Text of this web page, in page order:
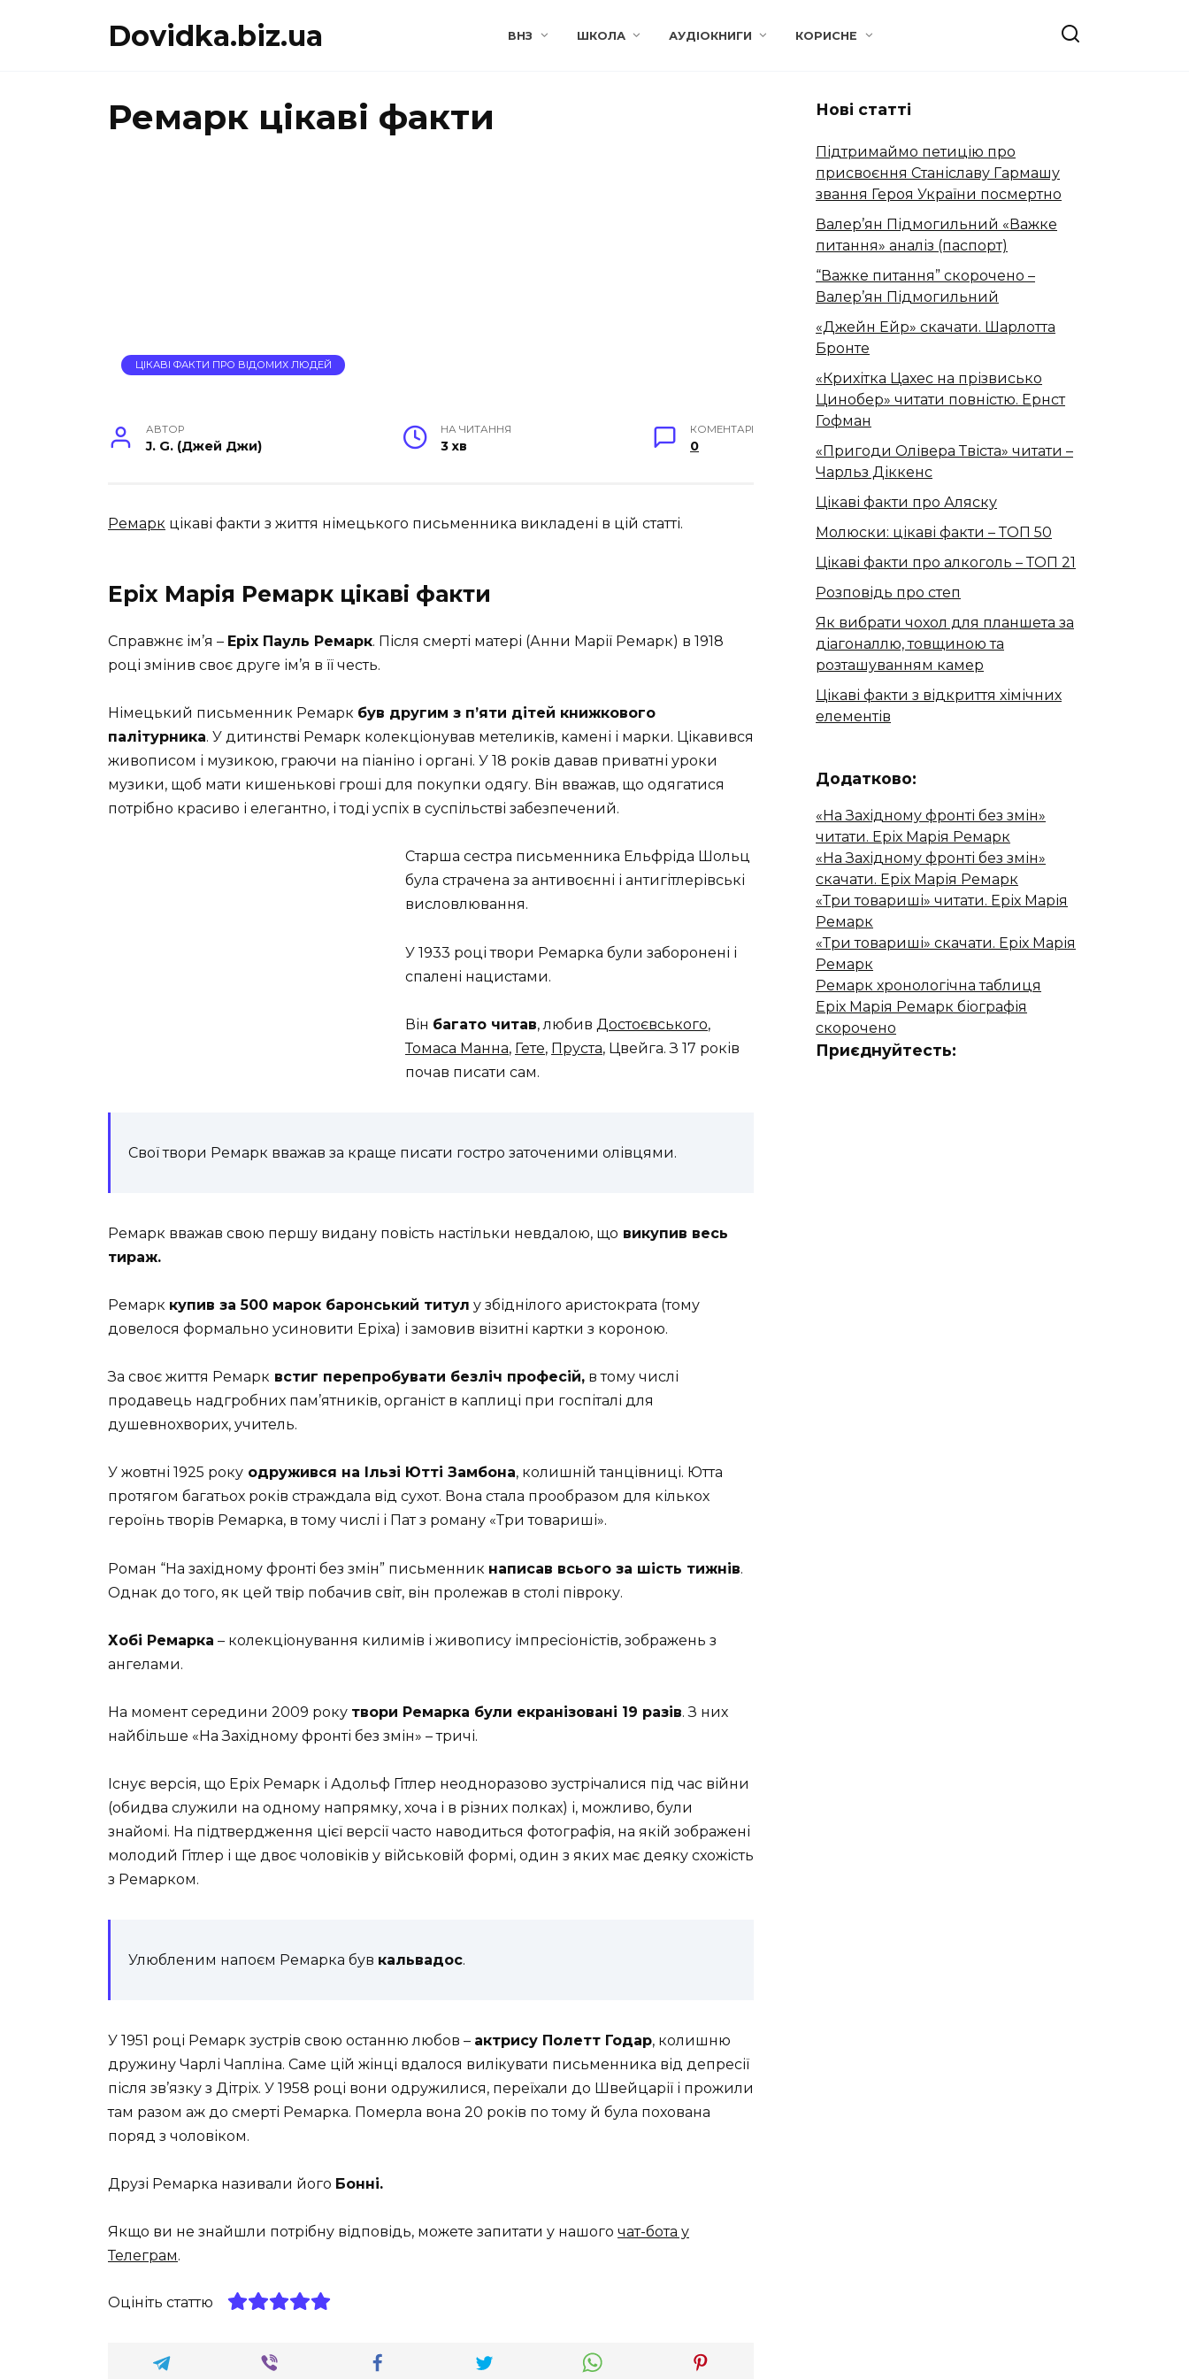
Dovidka.biz.ua ВНЗ ШКОЛА АУДІОКНИГИ КОРИСНЕ
Ремарк цікаві факти
ЦІКАВІ ФАКТИ ПРО ВІДОМИХ ЛЮДЕЙ
АВТОР
J. G. (Джей Джи)
НА ЧИТАННЯ
3 хв
КОМЕНТАРІ
0
Ремарк цікаві факти з життя німецького письменника викладені в цій статті.
Еріх Марія Ремарк цікаві факти
Справжнє ім’я – Еріх Пауль Ремарк. Після смерті матері (Анни Марії Ремарк) в 1918
році змінив своє друге ім’я в її честь.
Німецький письменник Ремарк був другим з п’яти дітей книжкового
палітурника. У дитинстві Ремарк колекціонував метеликів, камені і марки. Цікавився
живописом і музикою, граючи на піаніно і органі. У 18 років давав приватні уроки
музики, щоб мати кишенькові гроші для покупки одягу. Він вважав, що одягатися
потрібно красиво і елегантно, і тоді успіх в суспільстві забезпечений.
Старша сестра письменника Ельфріда Шольц
була страчена за антивоєнні і антигітлерівські
висловлювання.
У 1933 році твори Ремарка були заборонені і
спалені нацистами.
Він багато читав, любив Достоєвського,
Томаса Манна, Гете, Пруста, Цвейга. З 17 років
почав писати сам.
Свої твори Ремарк вважав за краще писати гостро заточеними олівцями.
Ремарк вважав свою першу видану повість настільки невдалою, що викупив весь
тираж.
Ремарк купив за 500 марок баронський титул у збіднілого аристократа (тому
довелося формально усиновити Еріха) і замовив візитні картки з короною.
За своє життя Ремарк встиг перепробувати безліч професій, в тому числі
продавець надгробних пам’ятників, органіст в каплиці при госпіталі для
душевнохворих, учитель.
У жовтні 1925 року одружився на Ільзі Ютті Замбона, колишній танцівниці. Ютта
протягом багатьох років страждала від сухот. Вона стала прообразом для кількох
героїнь творів Ремарка, в тому числі і Пат з роману «Три товариші».
Роман “На західному фронті без змін” письменник написав всього за шість тижнів.
Однак до того, як цей твір побачив світ, він пролежав в столі півроку.
Хобі Ремарка – колекціонування килимів і живопису імпресіоністів, зображень з
ангелами.
На момент середини 2009 року твори Ремарка були екранізовані 19 разів. З них
найбільше «На Західному фронті без змін» – тричі.
Існує версія, що Еріх Ремарк і Адольф Гітлер неодноразово зустрічалися під час війни
(обидва служили на одному напрямку, хоча і в різних полках) і, можливо, були
знайомі. На підтвердження цієї версії часто наводиться фотографія, на якій зображені
молодий Гітлер і ще двоє чоловіків у військовій формі, один з яких має деяку схожість
з Ремарком.
Улюбленим напоєм Ремарка був кальвадос.
У 1951 році Ремарк зустрів свою останню любов – актрису Полетт Годар, колишню
дружину Чарлі Чапліна. Саме цій жінці вдалося вилікувати письменника від депресії
після зв’язку з Дітріх. У 1958 році вони одружилися, переїхали до Швейцарії і прожили
там разом аж до смерті Ремарка. Померла вона 20 років по тому й була похована
поряд з чоловіком.
Друзі Ремарка називали його Бонні.
Якщо ви не знайшли потрібну відповідь, можете запитати у нашого чат-бота у
Телеграм.
Оцініть статтю
Нові статті
Підтримаймо петицію про
присвоєння Станіславу Гармашу
звання Героя України посмертно
Валер’ян Підмогильний «Важке
питання» аналіз (паспорт)
“Важке питання” скорочено –
Валер’ян Підмогильний
«Джейн Ейр» скачати. Шарлотта
Бронте
«Крихітка Цахес на прізвисько
Цинобер» читати повністю. Ернст
Гофман
«Пригоди Олівера Твіста» читати –
Чарльз Діккенс
Цікаві факти про Аляску
Молюски: цікаві факти – ТОП 50
Цікаві факти про алкоголь – ТОП 21
Розповідь про степ
Як вибрати чохол для планшета за
діагоналлю, товщиною та
розташуванням камер
Цікаві факти з відкриття хімічних
елементів
Додатково:
«На Західному фронті без змін»
читати. Еріх Марія Ремарк
«На Західному фронті без змін»
скачати. Еріх Марія Ремарк
«Три товариші» читати. Еріх Марія
Ремарк
«Три товариші» скачати. Еріх Марія
Ремарк
Ремарк хронологічна таблиця
Еріх Марія Ремарк біографія
скорочено
Приєднуйтесть: